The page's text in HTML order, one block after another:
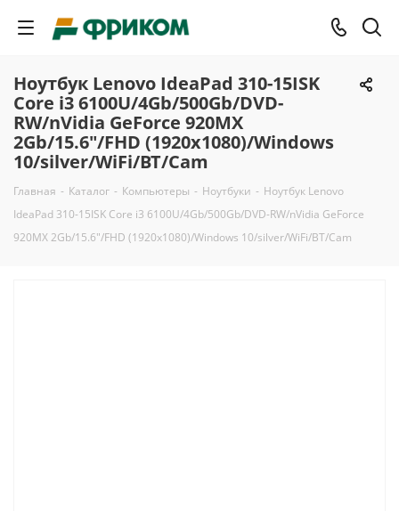
Ноутбук Lenovo IdeaPad 310-15ISK
Core i3 6100U/4Gb/500Gb/DVD-
RW/nVidia GeForce 920MX
2Gb/15.6"/FHD (1920x1080)/Windows
10/silver/WiFi/BT/Cam
Главная - Каталог - Компьютеры - Ноутбуки - Ноутбук Lenovo
IdeaPad 310-15ISK Core i3 6100U/4Gb/500Gb/DVD-RW/nVidia GeForce
920MX 2Gb/15.6"/FHD (1920x1080)/Windows 10/silver/WiFi/BT/Cam